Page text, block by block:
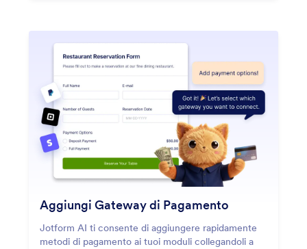
Aggiungi Gateway di Pagamento
Jotform AI ti consente di aggiungere rapidamente
metodi di pagamento ai tuoi moduli collegandoli a